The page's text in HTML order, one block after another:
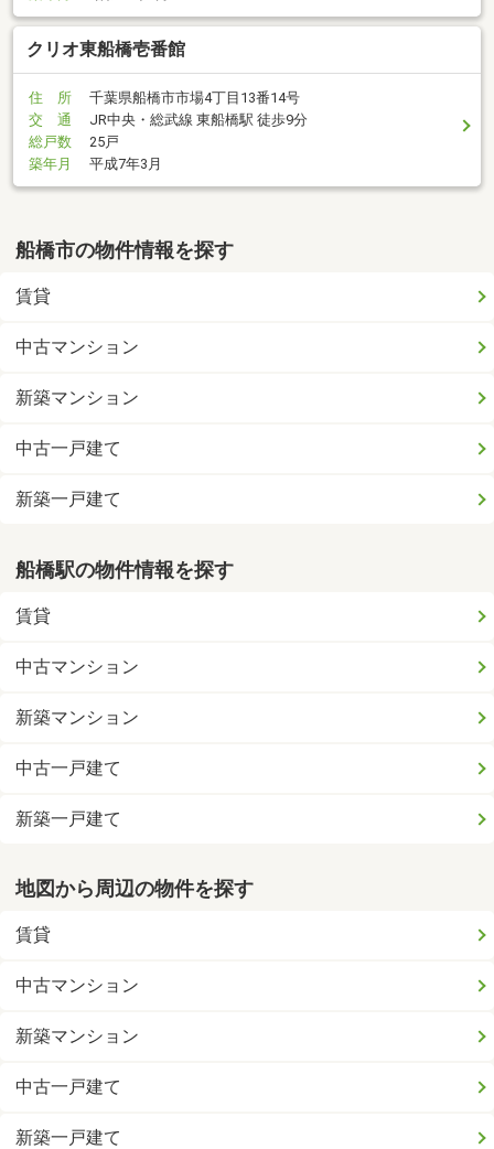
クリオ東船橋壱番館
住 所
千葉県船橋市市場4丁目13番14号
交 通
JR中央・総武線 東船橋駅 徒歩9分
総戸数
25戸
築年月
平成7年3月
船橋市の物件情報を探す
賃貸
中古マンション
新築マンション
中古一戸建て
新築一戸建て
船橋駅の物件情報を探す
賃貸
中古マンション
新築マンション
中古一戸建て
新築一戸建て
地図から周辺の物件を探す
賃貸
中古マンション
新築マンション
中古一戸建て
新築一戸建て